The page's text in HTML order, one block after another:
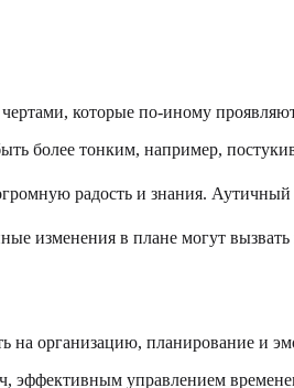
которые по-иному
более тонким, например,
радость и знания.
изменения в плане могут вызвать
на организацию, планирование и
эффективным управлением